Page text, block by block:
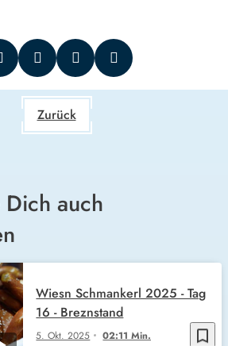
Zurück
auch
bookmark_border
5. Okt. 2025 02:11 Min.
Wiesn Schmankerl 2025 - Tag
16 - Breznstand